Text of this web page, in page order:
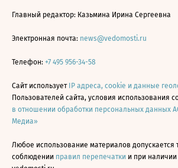
Главный редактор: Казьмина Ирина Сергеевна
Электронная почта: news@vedomosti.ru
Телефон: +7 495 956-34-58
Сайт использует IP адреса, cookie и данные
Пользователей сайта, условия использования
в отношении обработки персональных данных
Медиа»
Любое использование материалов допускается
соблюдении правил перепечатки и при